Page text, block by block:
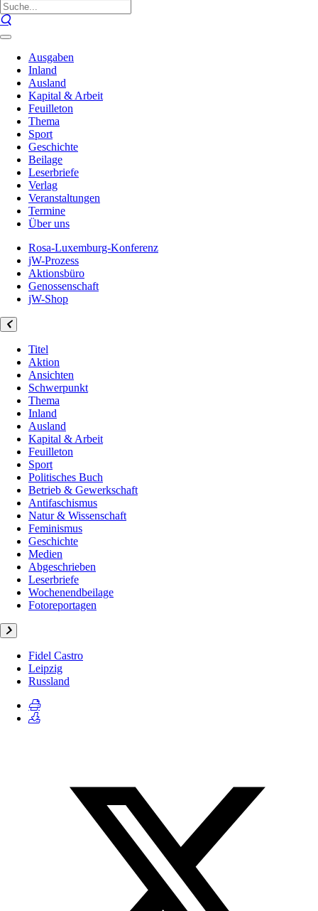
Ausgaben
Inland
Ausland
Kapital & Arbeit
Feuilleton
Thema
Sport
Geschichte
Beilage
Leserbriefe
Verlag
Veranstaltungen
Termine
Über uns
Rosa-Luxemburg-Konferenz
jW-Prozess
Aktionsbüro
Genossenschaft
jW-Shop
Titel
Aktion
Ansichten
Schwerpunkt
Thema
Inland
Ausland
Kapital & Arbeit
Feuilleton
Sport
Politisches Buch
Betrieb & Gewerkschaft
Antifaschismus
Natur & Wissenschaft
Feminismus
Geschichte
Medien
Abgeschrieben
Leserbriefe
Wochenendbeilage
Fotoreportagen
Fidel Castro
Leipzig
Russland